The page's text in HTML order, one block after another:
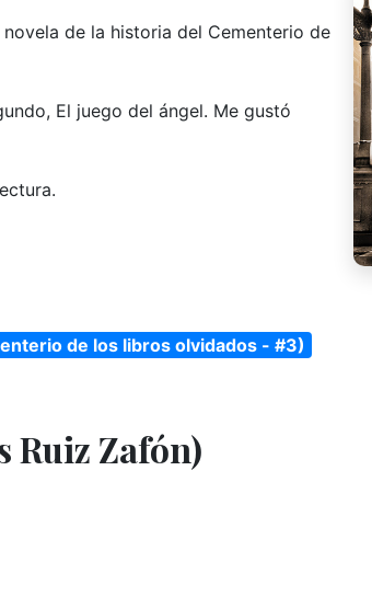
de la historia del Cementerio de
El juego del ángel. Me gustó
de los libros olvidados - #3)
Ruiz Zafón)